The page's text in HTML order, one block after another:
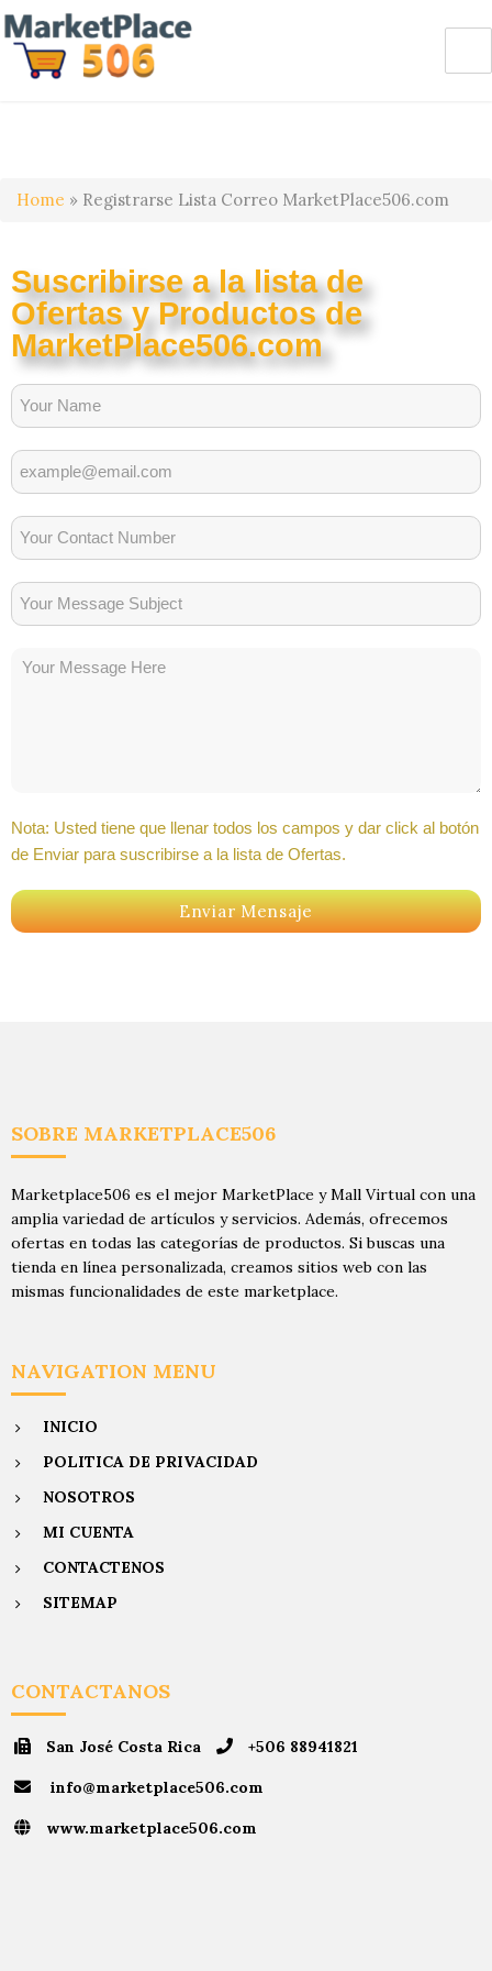
Home » Registrarse Lista Correo MarketPlace506.com
Suscribirse a la lista de
Ofertas y Productos de
MarketPlace506.com
Nota: Usted tiene que llenar todos los campos y dar click al botón
de Enviar para suscribirse a la lista de Ofertas.
Enviar Mensaje
SOBRE MARKETPLACE506
Marketplace506 es el mejor MarketPlace y Mall Virtual con una
amplia variedad de artículos y servicios. Además, ofrecemos
ofertas en todas las categorías de productos. Si buscas una
tienda en línea personalizada, creamos sitios web con las
mismas funcionalidades de este marketplace.
NAVIGATION MENU
INICIO
POLITICA DE PRIVACIDAD
NOSOTROS
MI CUENTA
CONTACTENOS
SITEMAP
CONTACTANOS
San José Costa Rica +506 88941821
info@marketplace506.com
www.marketplace506.com